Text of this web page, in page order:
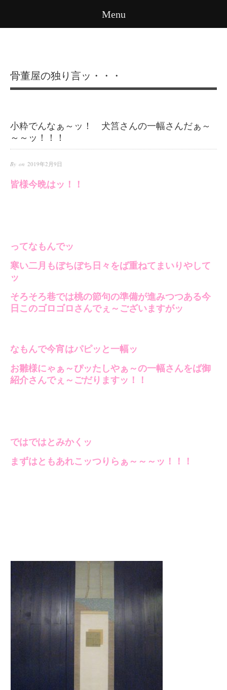
Menu
骨董屋の独り言ッ・・・
小粋でんなぁ～ッ！ 犬筥さんの一幅さんだぁ～
～～ッ！！！
By on 2019年2月9日
皆様今晩はッ！！
ってなもんでッ
寒い二月もぼちぼち日々をば重ねてまいりやして
ッ
そろそろ巷では桃の節句の準備が進みつつある今
日このゴロゴロさんでぇ～ございますがッ
なもんで今宵はパピッと一幅ッ
お雛様にゃぁ～ぴッたしやぁ～の一幅さんをば御
紹介さんでぇ～ごだりますッ！！
ではではとみかくッ
まずはともあれこッつりらぁ～～～ッ！！！